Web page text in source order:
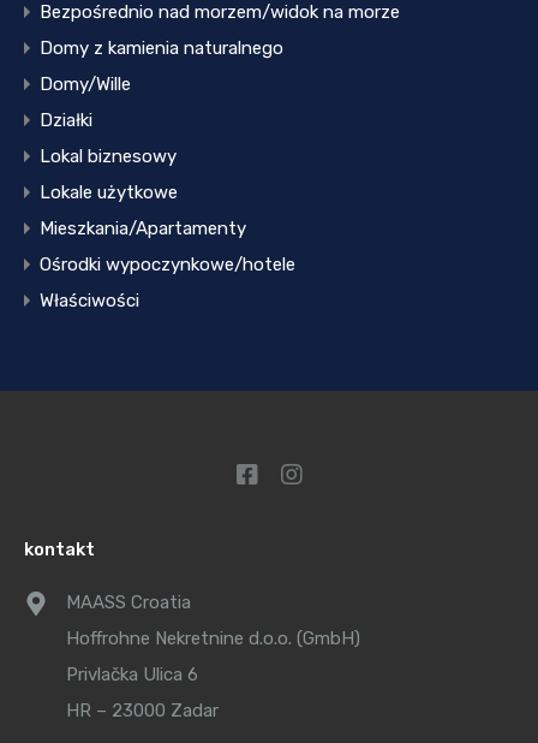
Bezpośrednio nad morzem/widok na morze
Domy z kamienia naturalnego
Domy/Wille
Działki
Lokal biznesowy
Lokale użytkowe
Mieszkania/Apartamenty
Ośrodki wypoczynkowe/hotele
Właściwości
kontakt
MAASS Croatia
Hoffrohne Nekretnine d.o.o. (GmbH)
Privlačka Ulica 6
HR – 23000 Zadar